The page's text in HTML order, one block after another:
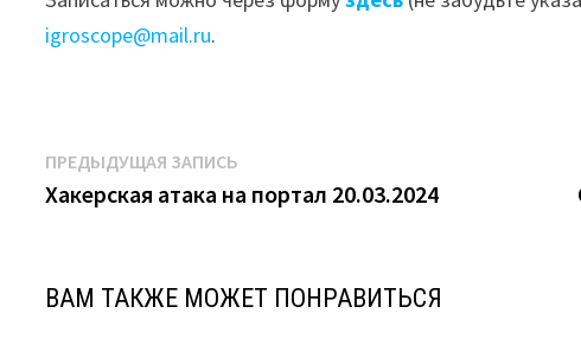
igroscope@mail.ru.
Навигация
по
ПРЕДЫДУЩАЯ ЗАПИСЬ
запись:
Хакерская атака на портал 20.03.2024
ВАМ ТАКЖЕ МОЖЕТ ПОНРАВИТЬСЯ